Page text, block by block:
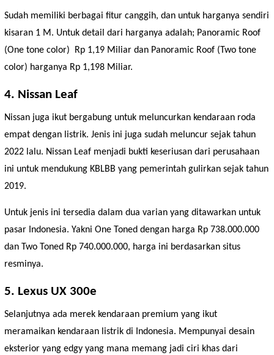
Sudah memiliki berbagai fitur canggih, dan untuk harganya sendiri
kisaran 1 M. Untuk detail dari harganya adalah; Panoramic Roof
(One tone color) Rp 1,19 Miliar dan Panoramic Roof (Two tone
color) harganya Rp 1,198 Miliar.
4. Nissan Leaf
Nissan juga ikut bergabung untuk meluncurkan kendaraan roda
empat dengan listrik. Jenis ini juga sudah meluncur sejak tahun
2022 lalu. Nissan Leaf menjadi bukti keseriusan dari perusahaan
ini untuk mendukung KBLBB yang pemerintah gulirkan sejak tahun
2019.
Untuk jenis ini tersedia dalam dua varian yang ditawarkan untuk
pasar Indonesia. Yakni One Toned dengan harga Rp 738.000.000
dan Two Toned Rp 740.000.000, harga ini berdasarkan situs
resminya.
5. Lexus UX 300e
Selanjutnya ada merek kendaraan premium yang ikut
meramaikan kendaraan listrik di Indonesia. Mempunyai desain
eksterior yang edgy yang mana memang jadi ciri khas dari